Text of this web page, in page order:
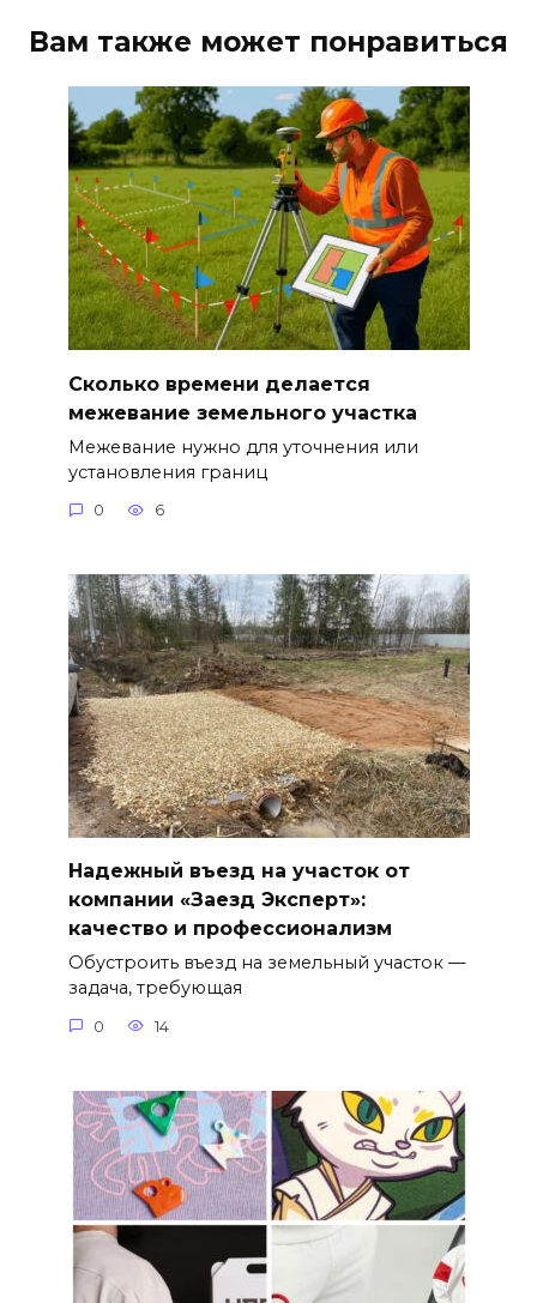
Вам также может понравиться
Сколько времени делается
межевание земельного участка
Межевание нужно для уточнения или
установления границ
0 6
Надежный въезд на участок от
компании «Заезд Эксперт»:
качество и профессионализм
Обустроить въезд на земельный участок —
задача, требующая
0 14